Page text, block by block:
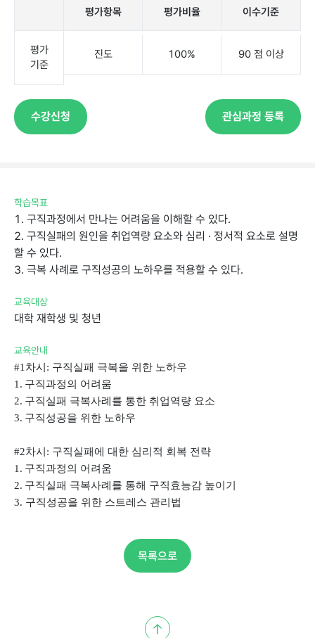
평가항목 평가비율 이수기준
평가
기준
진도 100% 90점이상
수강신청 관심과정등록
학습목표
1.구직과정에서만나는어려움을이해할수있다.
2.구직실패의원인을취업역량요소와심리·정서적요소로설명
할수있다.
3.극복사례로구직성공의노하우를적용할수있다.
교육대상
대학재학생및청년
교육안내
#1차시:구직실패극복을위한노하우
1. 구직과정의어려움
2. 구직실패극복사례를통한취업역량요소
3. 구직성공을위한노하우
#2차시:구직실패에대한심리적회복전략
1. 구직과정의어려움
2. 구직실패극복사례를통해구직효능감높이기
3.구직성공을위한스트레스관리법
목록으로